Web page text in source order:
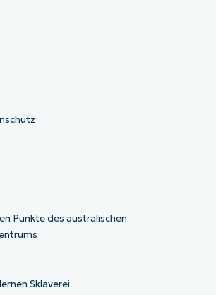
Punkte des australischen
Sklaverei